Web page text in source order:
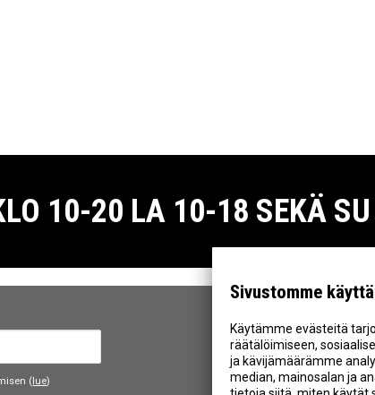
Sivustomme
Käytämme evästeitä
räätälöimiseen,
ja kävijämäärämme
median, mainosalan ja
10-20 LA 10-18 SEKÄ
( lue)
SEURAA